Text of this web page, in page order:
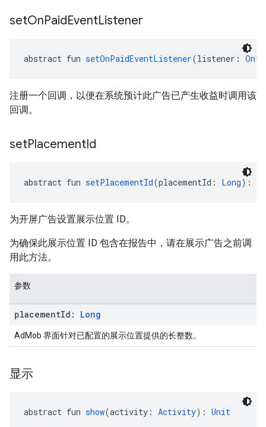
setOnPaidEventListener
abstract fun setOnPaidEventListener(listener:
注册一个回调，以便在系统预计此广告已产生收益时调用该
回调。
setPlacementId
abstract fun setPlacementId(placementId: Long):
为开屏广告设置展示位置 ID。
为确保此展示位置 ID 包含在报告中，请在展示广告之前调
用此方法。
参数
placementId: Long
AdMob 界面针对已配置的展示位置提供的长整数。
显示
abstract fun show(activity: Activity): Unit